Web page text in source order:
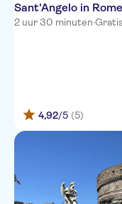
Sant'Angelo in Rome
2 uur 30 minuten·
4,92/5 (5)